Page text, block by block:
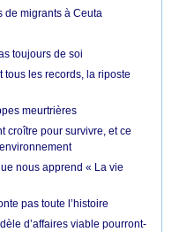
de migrants à Ceuta
toujours de soi
tous les records, la riposte
meurtrières
croître pour survivre, et ce
nous apprend « La vie
pas toute l’histoire
d’affaires viable pourront-